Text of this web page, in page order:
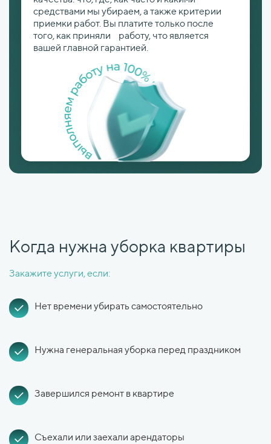
средствами мы убираем, а также критерии
приемки работ. Вы платите только после
того, как приняли работу, что является
вашей главной гарантией.
Когда нужна уборка квартиры
Закажите услуги, если:
Нет времени убирать самостоятельно
Нужна генеральная уборка перед праздником
Завершился ремонт в квартире
Съехали или заехали арендаторы